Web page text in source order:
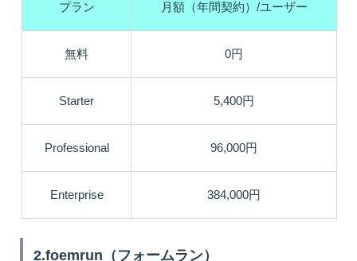
プラン 月額（年間契約）/ユーザー
無料 0円
Starter 5,400円
Professional 96,000円
Enterprise 384,000円
2.foemrun（フォームラン）